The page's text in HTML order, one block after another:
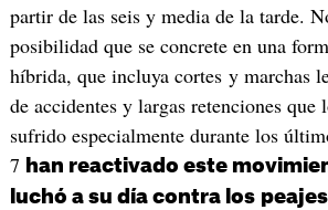
partir de las seis y media de la tarde.
posibilidad que se concrete en una
híbrida, que incluya cortes y marchas
de accidentes y largas retenciones que
sufrido especialmente durante los
7 han reactivado este
luchó a su día contra los peajes